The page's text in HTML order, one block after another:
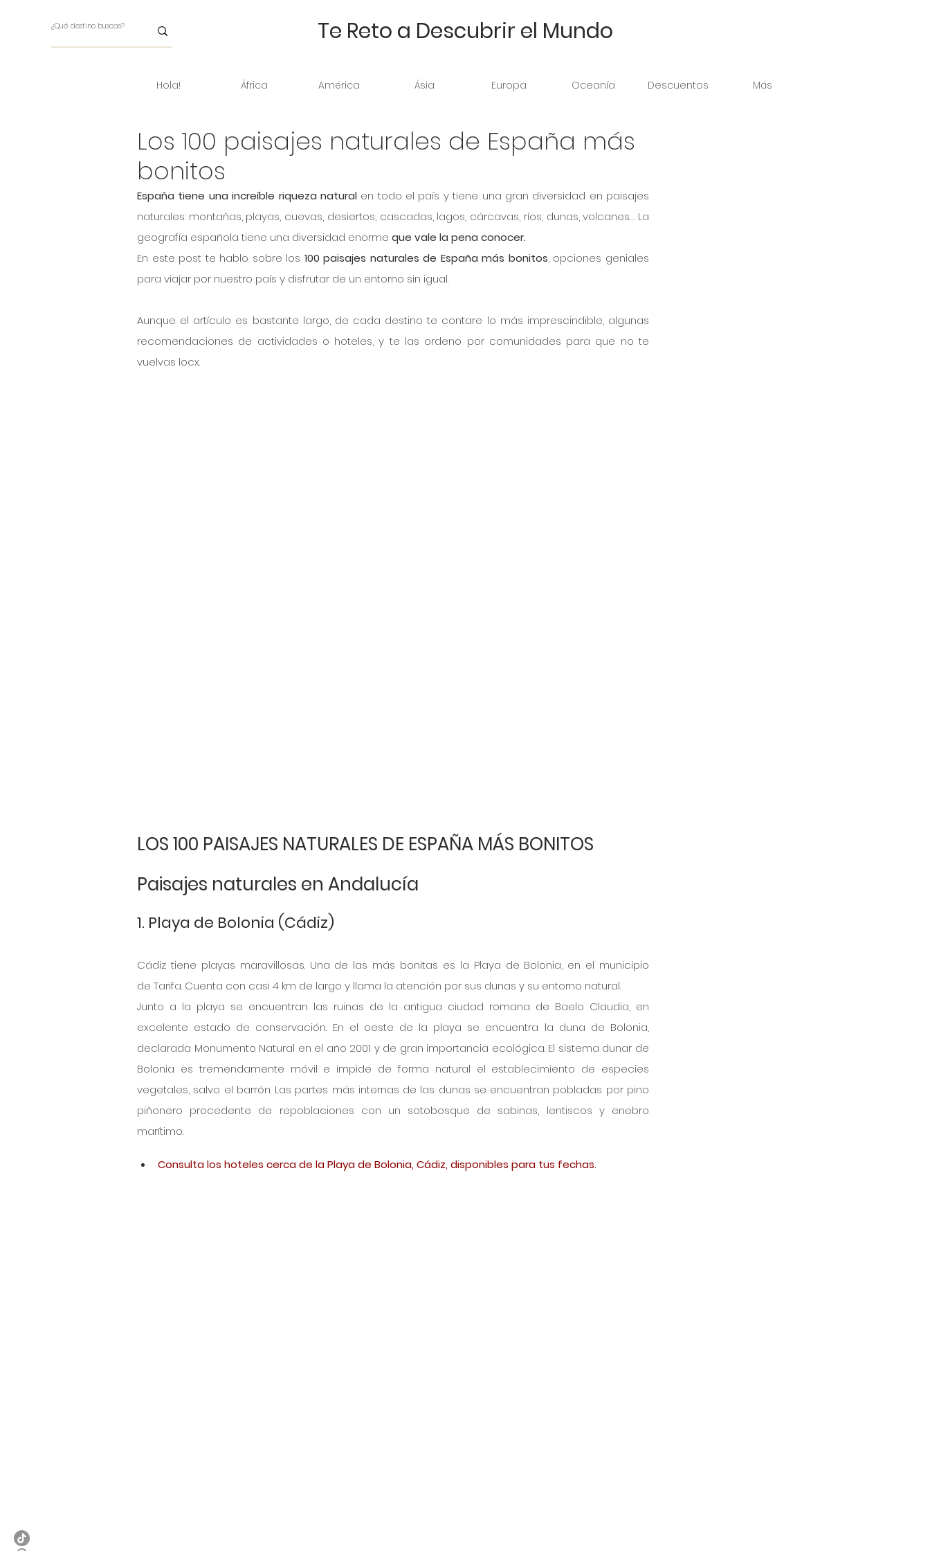
Te Reto a Descubrir el Mundo
Hola! África América Ásia Europa Oceanía Descuentos Más
Los 100 paisajes naturales de España más
bonitos
España tiene una increíble riqueza natural en todo el país y tiene una gran diversidad en paisajes
naturales: montañas, playas, cuevas, desiertos, cascadas, lagos, cárcavas, ríos, dunas, volcanes… La
geografía española tiene una diversidad enorme que vale la pena conocer.
En este post te hablo sobre los 100 paisajes naturales de España más bonitos, opciones geniales
para viajar por nuestro país y disfrutar de un entorno sin igual.
Aunque el artículo es bastante largo, de cada destino te contare lo más imprescindible, algunas
recomendaciones de actividades o hoteles, y te las ordeno por comunidades para que no te
vuelvas locx.
LOS 100 PAISAJES NATURALES DE ESPAÑA MÁS BONITOS
Paisajes naturales en Andalucía
1. Playa de Bolonia (Cádiz)
Cádiz tiene playas maravillosas. Una de las más bonitas es la Playa de Bolonia, en el municipio
de Tarifa. Cuenta con casi 4 km de largo y llama la atención por sus dunas y su entorno natural.
Junto a la playa se encuentran las ruinas de la antigua ciudad romana de Baelo Claudia, en
excelente estado de conservación. En el oeste de la playa se encuentra la duna de Bolonia,
declarada Monumento Natural en el año 2001 y de gran importancia ecológica. El sistema dunar de
Bolonia es tremendamente móvil e impide de forma natural el establecimiento de especies
vegetales, salvo el barrón. Las partes más internas de las dunas se encuentran pobladas por pino
piñonero procedente de repoblaciones con un sotobosque de sabinas, lentiscos y enebro
marítimo.
Consulta los hoteles cerca de la Playa de Bolonia, Cádiz, disponibles para tus fechas.